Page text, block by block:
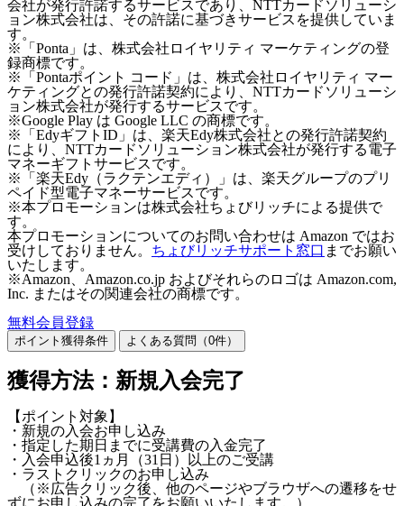
会社が発行許諾するサービスであり、NTTカードソリューシ
ョン株式会社は、その許諾に基づきサービスを提供していま
す。
※「Ponta」は、株式会社ロイヤリティ マーケティングの登
録商標です。
※「Pontaポイント コード」は、株式会社ロイヤリティ マー
ケティングとの発行許諾契約により、NTTカードソリューシ
ョン株式会社が発行するサービスです。
※Google Play は Google LLC の商標です。
※「EdyギフトID」は、楽天Edy株式会社との発行許諾契約
により、NTTカードソリューション株式会社が発行する電子
マネーギフトサービスです。
※「楽天Edy（ラクテンエディ）」は、楽天グループのプリ
ペイド型電子マネーサービスです。
※本プロモーションは株式会社ちょびリッチによる提供で
す。
本プロモーションについてのお問い合わせは Amazon ではお
受けしておりません。 ちょびリッチサポート窓口 までお願い
いたします。
※Amazon、Amazon.co.jp およびそれらのロゴは Amazon.com,
Inc. またはその関連会社の商標です。
無料会員登録
ポイント獲得条件 よくある質問（0件）
獲得方法：新規入会完了
【ポイント対象】
・新規の入会お申し込み
・指定した期日までに受講費の入金完了
・入会申込後1ヵ月（31日）以上のご受講
・ラストクリックのお申し込み
（※広告クリック後、他のページやブラウザへの遷移をせ